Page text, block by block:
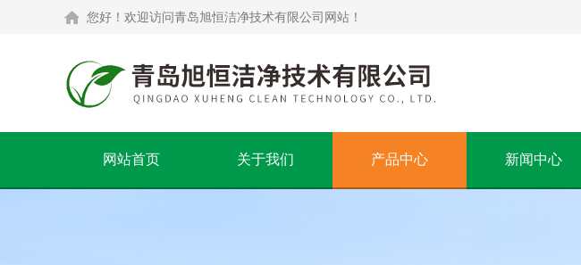
您好！欢迎访问青岛旭恒洁净技术有限公司网站！
网站首页 关于我们 产品中心 新闻中心